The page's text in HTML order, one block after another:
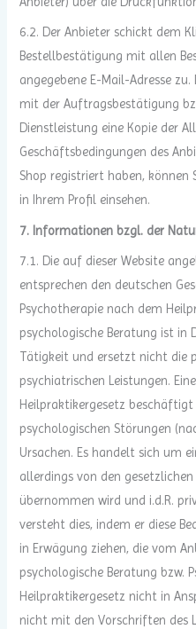
6.2. Der Anbieter schickt dem
Bestellbestätigung mit allen
angegebene E-Mail-Adresse
mit der Auftragsbestätigung
Dienstleistung eine Kopie der
Geschäftsbedingungen des
Shop registriert haben, können
in Ihrem Profil einsehen.
7. Informationen bzgl. der
7.1. Die auf dieser Website
entsprechen den deutschen
Psychotherapie nach dem
psychologische Beratung ist in
Tätigkeit und ersetzt nicht die
psychiatrischen Leistungen.
Heilpraktikergesetz
psychologischen Störungen
Ursachen. Es handelt sich um
allerdings von den
übernommen wird und i.d.R.
versteht dies, indem er diese
in Erwägung ziehen, die vom
psychologische Beratung bzw.
Heilpraktikergesetz nicht in
nicht mit den Vorschriften des